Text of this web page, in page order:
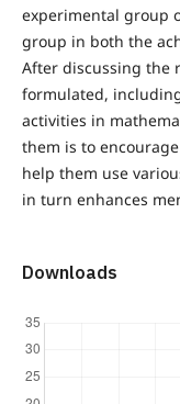
experimental group
group in both the
After discussing the
formulated,
activities in
them is to
help them use
in turn enhances
Downloads